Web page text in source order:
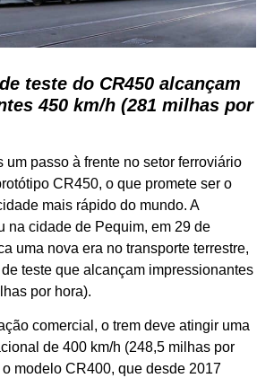
teste do CR450 alcançam
450 km/h (281 milhas por
um passo à frente no setor ferroviário
CR450, o que promete ser o
mais rápido do mundo. A
na cidade de Pequim, em 29 de
uma nova era no transporte terrestre,
teste que alcançam impressionantes
por hora).
comercial, o trem deve atingir uma
de 400 km/h (248,5 milhas por
modelo CR400, que desde 2017